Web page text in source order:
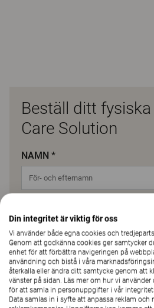
Beställ ditt
Care Solution
NAMN *
ORGANISATION/
Din integritet är viktig för oss
Vi använder både egna cookies och
Genom att godkänna cookies ger samtycker
enhet för att förbättra navigeringen på
användning och bistå i våra
återkalla eller ändra ditt samtycke genom att
vänster på sidan. Läs mer om hur vi
för att samla in personuppgifter i vår
Data samlas in i syfte att anpassa reklam och